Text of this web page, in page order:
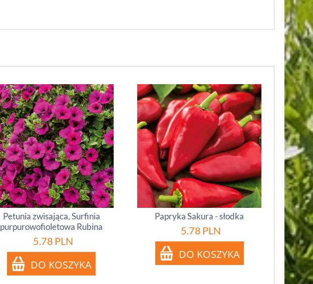
Petunia zwisająca, Surfinia
purpurowofioletowa Rubina
5.78 PLN
Papryka Sakura - słodka
5.78 PLN